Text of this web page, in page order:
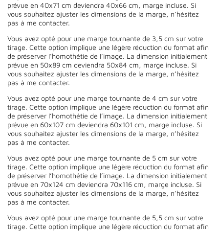
prévue en 40x71 cm deviendra 40x66 cm, marge incluse. Si
vous souhaitez ajuster les dimensions de la marge, n’hésitez
pas à me contacter.
Vous avez opté pour une marge tournante de 3,5 cm sur votre
tirage. Cette option implique une légère réduction du format afin
de préserver l’homothétie de l’image. La dimension initialement
prévue en 50x89 cm deviendra 50x84 cm, marge incluse. Si
vous souhaitez ajuster les dimensions de la marge, n’hésitez
pas à me contacter.
Vous avez opté pour une marge tournante de 4 cm sur votre
tirage. Cette option implique une légère réduction du format afin
de préserver l’homothétie de l’image. La dimension initialement
prévue en 60x107 cm deviendra 60x101 cm, marge incluse. Si
vous souhaitez ajuster les dimensions de la marge, n’hésitez
pas à me contacter.
Vous avez opté pour une marge tournante de 5 cm sur votre
tirage. Cette option implique une légère réduction du format afin
de préserver l’homothétie de l’image. La dimension initialement
prévue en 70x124 cm deviendra 70x116 cm, marge incluse. Si
vous souhaitez ajuster les dimensions de la marge, n’hésitez
pas à me contacter.
Vous avez opté pour une marge tournante de 5,5 cm sur votre
tirage. Cette option implique une légère réduction du format afin